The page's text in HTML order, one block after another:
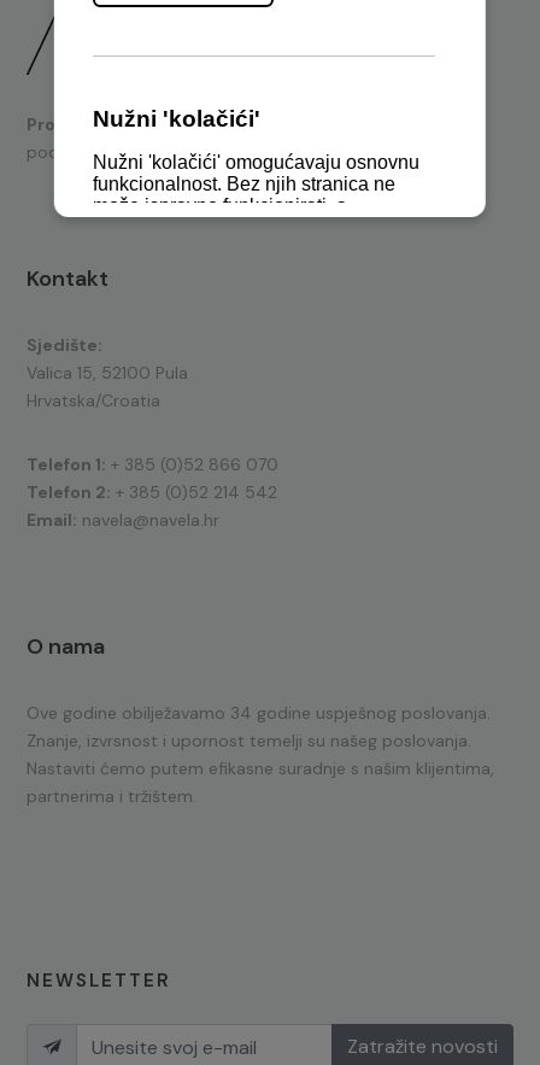
Prodajabrodskih motora i nautičke opreme te tehnička
podrška.
Kontakt
Sjedište:
Valica 15, 52100 Pula
Hrvatska/Croatia
Telefon 1: + 385 (0)52 866 070
Telefon 2: + 385 (0)52 214 542
Email: navela@navela.hr
O nama
Ove godine obilježavamo 34 godine uspješnog poslovanja.
Znanje, izvrsnost i upornost temelji su našeg poslovanja.
Nastaviti ćemo putem efikasne suradnje s našim klijentima,
partnerima i tržištem.
NEWSLETTER
Zatražite novosti